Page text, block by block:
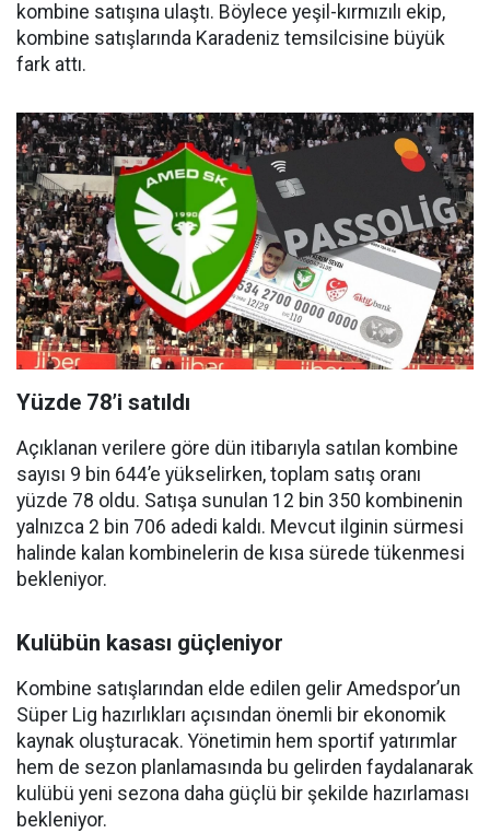
kombine satışına ulaştı. Böylece yeşil-kırmızılı ekip,
kombine satışlarında Karadeniz temsilcisine büyük
fark attı.
Yüzde 78’i satıldı
Açıklanan verilere göre dün itibarıyla satılan kombine
sayısı 9 bin 644’e yükselirken, toplam satış oranı
yüzde 78 oldu. Satışa sunulan 12 bin 350 kombinenin
yalnızca 2 bin 706 adedi kaldı. Mevcut ilginin sürmesi
halinde kalan kombinelerin de kısa sürede tükenmesi
bekleniyor.
Kulübün kasası güçleniyor
Kombine satışlarından elde edilen gelir Amedspor’un
Süper Lig hazırlıkları açısından önemli bir ekonomik
kaynak oluşturacak. Yönetimin hem sportif yatırımlar
hem de sezon planlamasında bu gelirden faydalanarak
kulübü yeni sezona daha güçlü bir şekilde hazırlaması
bekleniyor.